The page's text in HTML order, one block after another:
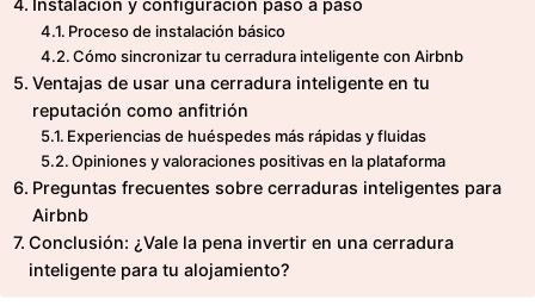
Instalación y configuración paso a paso
Proceso de instalación básico
Cómo sincronizar tu cerradura inteligente con Airbnb
Ventajas de usar una cerradura inteligente en tu
reputación como anfitrión
Experiencias de huéspedes más rápidas y fluidas
Opiniones y valoraciones positivas en la plataforma
Preguntas frecuentes sobre cerraduras inteligentes para
Airbnb
Conclusión: ¿Vale la pena invertir en una cerradura
inteligente para tu alojamiento?